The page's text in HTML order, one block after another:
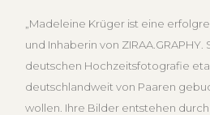
„Madeleine Krüger ist eine
und Inhaberin von ZIRAA.GRAPHY.
deutschen Hochzeitsfotografie
deutschlandweit von Paaren
wollen. Ihre Bilder entstehen